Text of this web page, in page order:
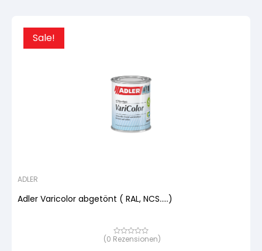
Sale!
ADLER
Adler Varicolor abgetönt ( RAL, NCS.....)
Bewertet
(0 Rezensionen)